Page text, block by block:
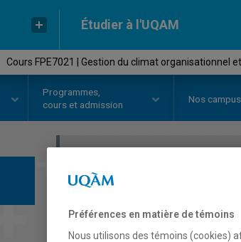
Étudier à l'UQAM
Cours FPE7021 | Gestion du climat organisationnel
Programmes,
cours et admission
Nos campus
COURS
des
Préférences en matière de témoins
Nous utilisons des témoins (cookies)